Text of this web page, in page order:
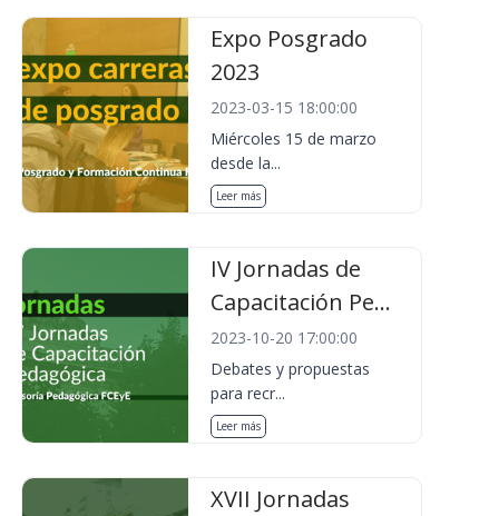
Expo Posgrado
2023
2023-03-15 18:00:00
Miércoles 15 de marzo
desde la...
Leer más
IV Jornadas de
Capacitación Pe...
2023-10-20 17:00:00
Debates y propuestas
para recr...
Leer más
XVII Jornadas